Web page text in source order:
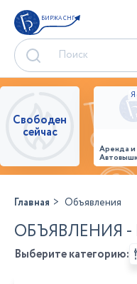
БИРЖА СНГ
Свободен
сейчас
Аренда и
26,28,32
Главная Объявления
ОБЪЯВЛЕНИЯ
Выберите категорию: